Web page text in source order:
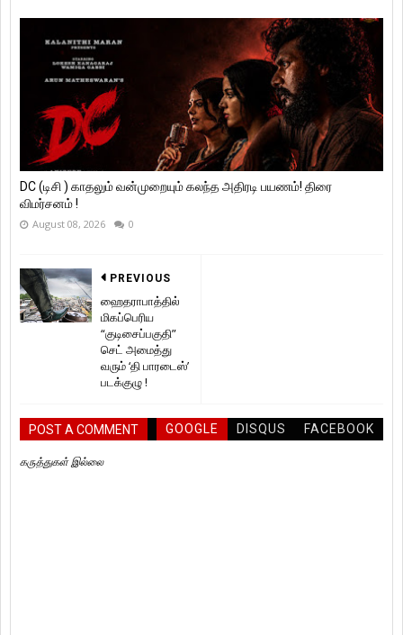
DC (டிசி ) காதலும் வன்முறையும் கலந்த அதிரடி பயணம்! திரை
விமர்சனம் !
August 08, 2026 0
PREVIOUS
ஹைதராபாத்தில்
மிகப்பெரிய
“குடிசைப்பகுதி”
செட் அமைத்து
வரும் ‘தி பாரடைஸ்’
படக்குழு !
POST A COMMENT GOOGLE DISQUS FACEBOOK
கருத்துகள் இல்லை